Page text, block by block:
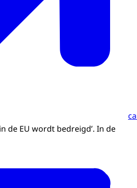
de EU wordt bedreigd’. In de